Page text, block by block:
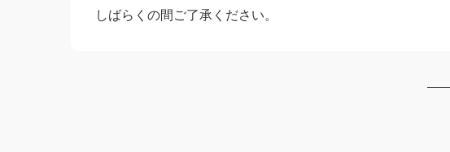
しばらくの間ご了承ください。